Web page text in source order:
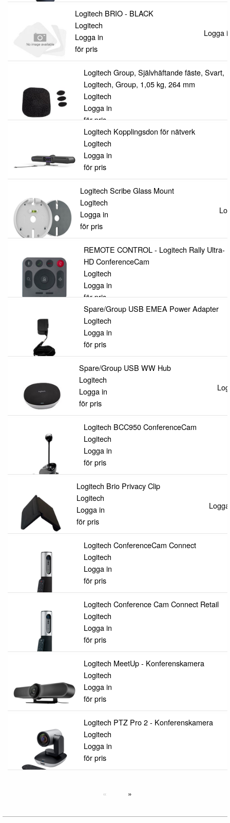
Logitech BRIO - BLACK
Logitech
Logga in
för pris
Logga
Logitech Group, Självhäftande fäste, Svart,
Logitech, Group, 1,05 kg, 264 mm
Logitech
Logga in
för pris
Logitech Kopplingsdon för nätverk
Logitech
Logga in
för pris
Logitech Scribe Glass Mount
Logitech
Logga in
för pris
REMOTE CONTROL - Logitech Rally Ultra-
HD ConferenceCam
Logitech
Logga in
för pris
Spare/Group USB EMEA Power Adapter
Logitech
Logga in
för pris
Spare/Group USB WW Hub
Logitech
Logga in
för pris
Logitech BCC950 ConferenceCam
Logitech
Logga in
för pris
Logitech Brio Privacy Clip
Logitech
Logga in
för pris
Logitech ConferenceCam Connect
Logitech
Logga in
för pris
Logitech Conference Cam Connect Retail
Logitech
Logga in
för pris
Logitech MeetUp - Konferenskamera
Logitech
Logga in
för pris
Logitech PTZ Pro 2 - Konferenskamera
Logitech
Logga in
för pris